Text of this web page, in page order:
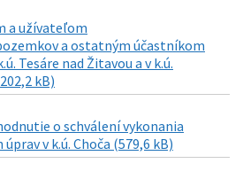
a užívateľom
a ostatným účastníkom
Tesáre nad Žitavou a v k.ú.
kB)
o schválení vykonania
v k.ú. Choča (579,6 kB)